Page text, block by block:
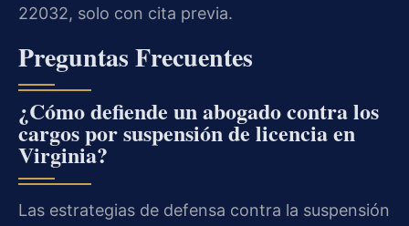
22032, solo con cita previa.
Preguntas Frecuentes
¿Cómo defiende un abogado contra los
cargos por suspensión de licencia en
Virginia?
Las estrategias de defensa contra la suspensión